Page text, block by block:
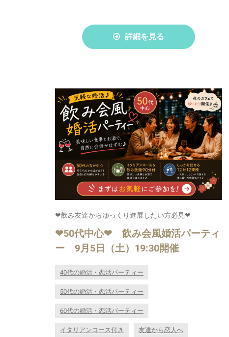
詳細を見る
❤飲み友達からゆっくり進展したい方必見❤
❤50代中心❤ 飲み会風婚活パーティ
ー 9月5日（土）19:30開催
40代の婚活・恋活パーティー
50代の婚活・恋活パーティー
60代の婚活・恋活パーティー
イタリアンコース付き 友達から恋人へ